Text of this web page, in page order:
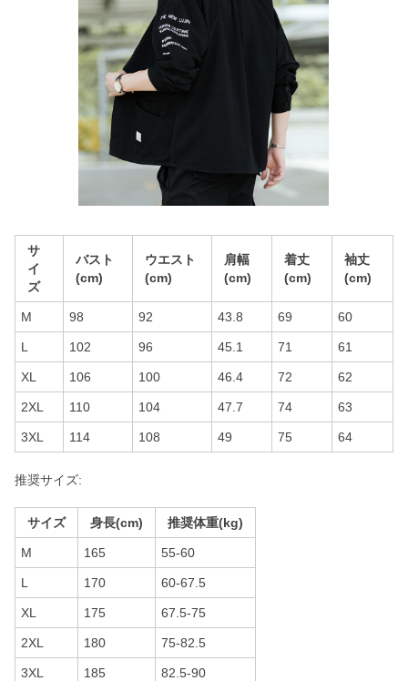
サ
イ
ズ
バスト
(cm)
ウエスト
(cm)
肩幅
(cm)
着丈
(cm)
袖丈
(cm)
M 98 92 43.8 69 60
L 102 96 45.1 71 61
XL 106 100 46.4 72 62
2XL 110 104 47.7 74 63
3XL 114 108 49 75 64
推奨サイズ:
サイズ 身長(cm) 推奨体重(kg)
M 165 55-60
L 170 60-67.5
XL 175 67.5-75
2XL 180 75-82.5
3XL 185 82.5-90